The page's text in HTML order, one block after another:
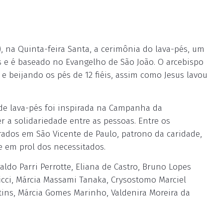
na Quinta-feira Santa, a cerimônia do lava-pés, um
é baseado no Evangelho de São João. O arcebispo
beijando os pés de 12 fiéis, assim como Jesus lavou
lava-pés foi inspirada na Campanha da
solidariedade entre as pessoas. Entre os
em São Vicente de Paulo, patrono da caridade,
em prol dos necessitados.
Parri Perrotte, Eliana de Castro, Bruno Lopes
Márcia Massami Tanaka, Crysostomo Marciel
Márcia Gomes Marinho, Valdenira Moreira da